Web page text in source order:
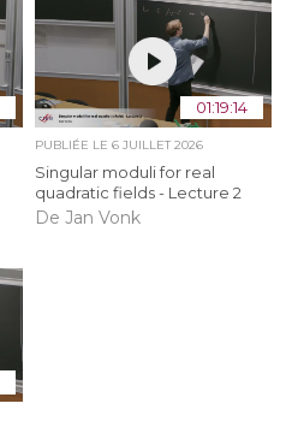
01:19:14
PUBLIÉE LE 6 JUILLET 2026
Singular moduli for real
quadratic fields - Lecture 2
De Jan Vonk